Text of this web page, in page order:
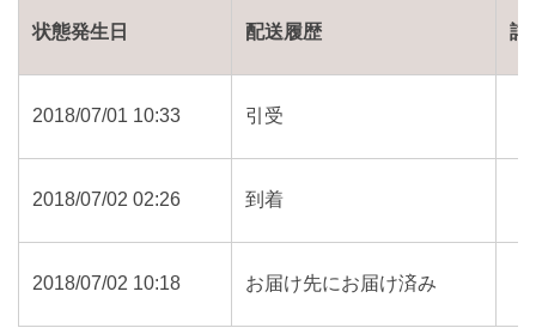
状態発生日 配送履歴 詳
2018/07/01 10:33 引受
2018/07/02 02:26 到着
2018/07/02 10:18 お届け先にお届け済み